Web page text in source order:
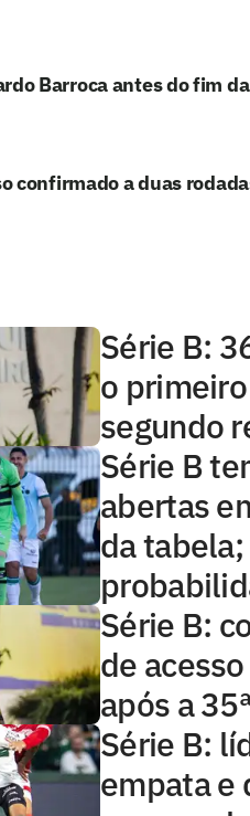
Barroca antes do fim
confirmado a duas
Série B:
o
segundo
Série B
abertas
da
Série B:
de
após a
Série B:
empata e